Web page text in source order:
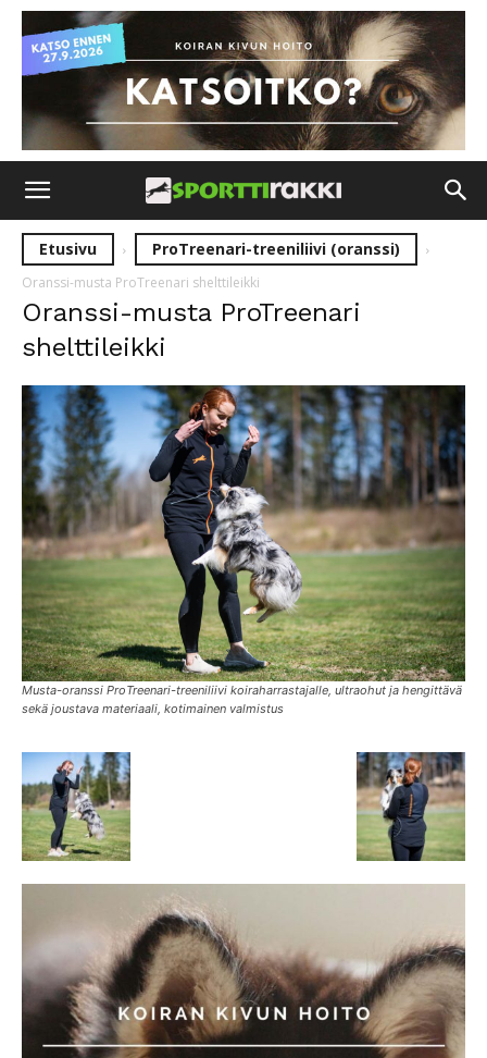
Etusivu ProTreenari-treeniliivi (oranssi)
Oranssi-musta ProTreenari shelttileikki
Oranssi-musta ProTreenari
shelttileikki
Musta-oranssi ProTreenari-treeniliivi koiraharrastajalle, ultraohut ja hengittävä
sekä joustava materiaali, kotimainen valmistus